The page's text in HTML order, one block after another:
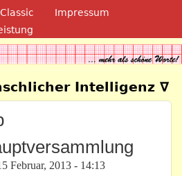
Inhalt
Impressum
Intelligenz ∇
Februar, 2013 - 14:13